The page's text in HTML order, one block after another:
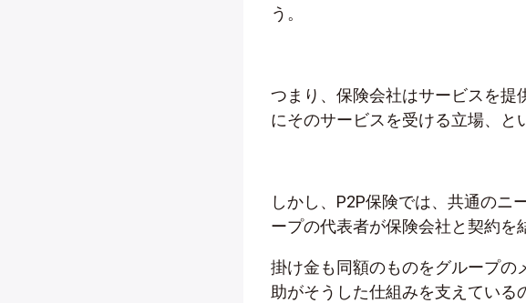
う。
つまり、保険会社はサービスを提
にそのサービスを受ける立場、と
しかし、P2P保険では、共通のニ
ープの代表者が保険会社と契約を
掛け金も同額のものをグループの
助がそうした仕組みを支えている